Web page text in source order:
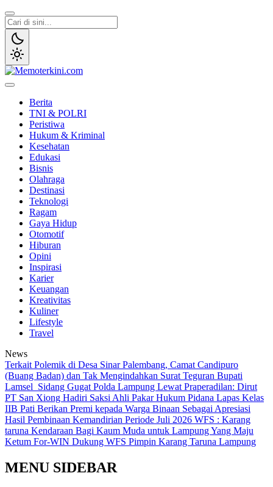
Lewati
ke
konten
Berita
TNI & POLRI
Peristiwa
Hukum & Kriminal
Kesehatan
Edukasi
Bisnis
Olahraga
Destinasi
Teknologi
Ragam
Gaya Hidup
Otomotif
Hiburan
Opini
Inspirasi
Karier
Keuangan
Kreativitas
Kuliner
Lifestyle
Travel
News
Terkait Polemik di Desa Sinar Palembang, Camat Candipuro
(Buang Badan) dan Tak Mengindahkan Surat Teguran Bupati
Lamsel ‎ Sidang Gugat Polda Lampung Lewat Praperadilan: Dirut
PT San Xiong Hadiri Saksi Ahli Pakar Hukum Pidana Lapas Kelas
IIB Pati Berikan Premi kepada Warga Binaan Sebagai Apresiasi
Hasil Pembinaan Kemandirian Periode Juli 2026 WFS : Karang
taruna Kendaraan Bagi Kaum Muda untuk Lampung Yang Maju
Ketum For-WIN Dukung WFS Pimpin Karang Taruna Lampung
MENU SIDEBAR